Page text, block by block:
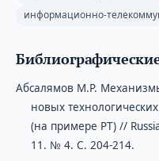
информационно-
Абсалямов М.Р.
новых
(на примере РТ) //
11. № 4. С. 204-214.